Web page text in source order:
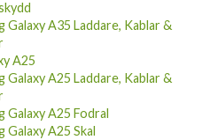
Galaxy A35 Laddare, Kablar &
A25
Galaxy A25 Laddare, Kablar &
Galaxy A25 Fodral
Galaxy A25 Skal
Galaxy A25 Skärmskydd &